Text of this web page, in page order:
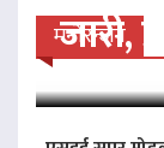
मनोरन्जन
जारी,